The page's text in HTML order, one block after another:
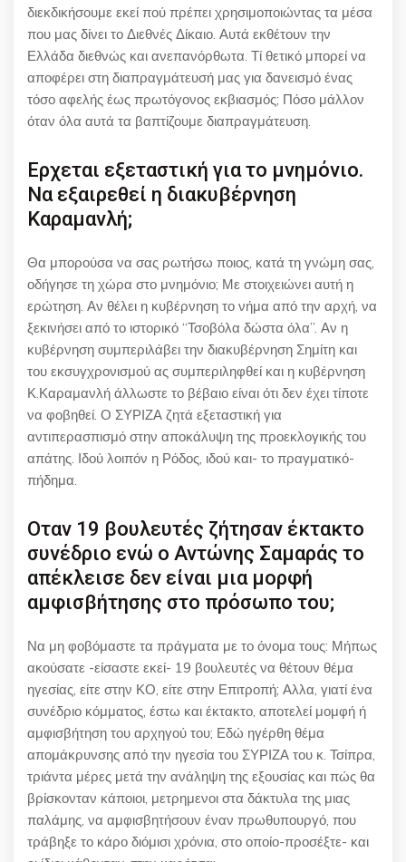
διεκδικήσουμε εκεί πού πρέπει χρησιμοποιώντας τα μέσα
που μας δίνει το Διεθνές Δίκαιο. Αυτά εκθέτουν την
Ελλάδα διεθνώς και ανεπανόρθωτα. Τί θετικό μπορεί να
αποφέρει στη διαπραγμάτευσή μας για δανεισμό ένας
τόσο αφελής έως πρωτόγονος εκβιασμός; Πόσο μάλλον
όταν όλα αυτά τα βαπτίζουμε διαπραγμάτευση.
Ερχεται εξεταστική για το μνημόνιο.
Να εξαιρεθεί η διακυβέρνηση
Καραμανλή;
Θα μπορούσα να σας ρωτήσω ποιος, κατά τη γνώμη σας,
οδήγησε τη χώρα στο μνημόνιο; Με στοιχειώνει αυτή η
ερώτηση. Αν θέλει η κυβέρνηση το νήμα από την αρχή, να
ξεκινήσει από το ιστορικό “Τσοβόλα δώστα όλα”. Αν η
κυβέρνηση συμπεριλάβει την διακυβέρνηση Σημίτη και
του εκσυγχρονισμού ας συμπεριληφθεί και η κυβέρνηση
Κ.Καραμανλή άλλωστε το βέβαιο είναι ότι δεν έχει τίποτε
να φοβηθεί. Ο ΣΥΡΙΖΑ ζητά εξεταστική για
αντιπερασπισμό στην αποκάλυψη της προεκλογικής του
απάτης. Ιδού λοιπόν η Ρόδος, ιδού και- το πραγματικό-
πήδημα.
Οταν 19 βουλευτές ζήτησαν έκτακτο
συνέδριο ενώ ο Αντώνης Σαμαράς το
απέκλεισε δεν είναι μια μορφή
αμφισβήτησης στο πρόσωπο του;
Να μη φοβόμαστε τα πράγματα με το όνομα τους: Μήπως
ακούσατε -είσαστε εκεί- 19 βουλευτές να θέτουν θέμα
ηγεσίας, είτε στην ΚΟ, είτε στην Επιτροπή; Αλλα, γιατί ένα
συνέδριο κόμματος, έστω και έκτακτο, αποτελεί μομφή ή
αμφισβήτηση του αρχηγού του; Εδώ ηγέρθη θέμα
απομάκρυνσης από την ηγεσία του ΣΥΡΙΖΑ του κ. Τσίπρα,
τριάντα μέρες μετά την ανάληψη της εξουσίας και πώς θα
βρίσκονταν κάποιοι, μετρημενοι στα δάκτυλα της μιας
παλάμης, να αμφισβητήσουν έναν πρωθυπουργό, που
τράβηξε το κάρο διόμισι χρόνια, στο οποίο-προσέξτε- και